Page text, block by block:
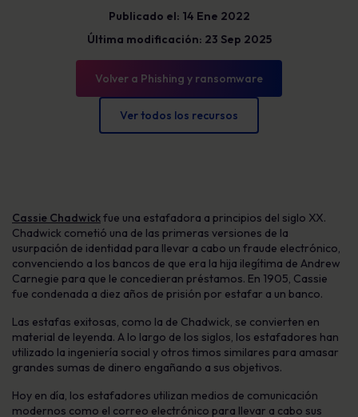
Publicado el: 14 Ene 2022
Última modificación: 23 Sep 2025
Volver a Phishing y ransomware
Ver todos los recursos
Cassie Chadwickfue una estafadora a principios del siglo XX.
Chadwick cometió una de las primeras versiones de la
usurpación de identidad para llevar a cabo un fraude electrónico,
convenciendo a los bancos de que era la hija ilegítima de Andrew
Carnegie para que le concedieran préstamos. En 1905, Cassie
fue condenada a diez años de prisión por estafar a un banco.
Las estafas exitosas, como la de Chadwick, se convierten en
material de leyenda. A lo largo de los siglos, los estafadores han
utilizado la ingeniería social y otros timos similares para amasar
grandes sumas de dinero engañando a sus objetivos.
Hoy en día, los estafadores utilizan medios de comunicación
modernos como el correo electrónico para llevar a cabo sus